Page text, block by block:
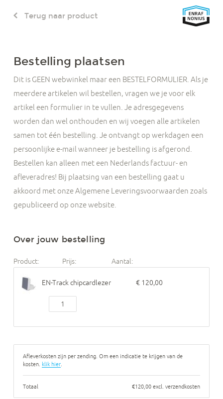
Terug naar product
Bestelling plaatsen
Dit is GEEN webwinkel maar een BESTELFORMULIER. Als je
meerdere artikelen wil bestellen, vragen we je voor elk
artikel een formulier in te vullen. Je adresgegevens
worden dan wel onthouden en wij voegen alle artikelen
samen tot één bestelling. Je ontvangt op werkdagen een
persoonlijke e-mail wanneer je bestelling is afgerond.
Bestellen kan alleen met een Nederlands factuur- en
afleveradres! Bij plaatsing van een bestelling gaat u
akkoord met onze Algemene Leveringsvoorwaarden zoals
gepubliceerd op onze website.
Over jouw bestelling
Product: Prijs: Aantal:
EN-Track chipcardlezer € 120,00
Afleverkosten zijn per zending. Om een indicatie te krijgen van de
kosten. klik hier.
Totaal €120,00 excl. verzendkosten